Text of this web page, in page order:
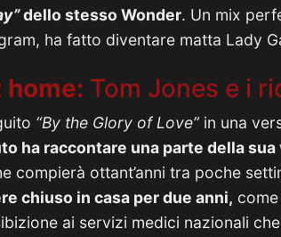
dello stesso Wonder. Un mix
ha fatto diventare matta Lady
home: Tom Jones e i
“By the Glory of Love” in una
ha raccontare una parte della sua
compierà ottant’anni tra poche
chiuso in casa per due anni,
ai servizi medici nazionali